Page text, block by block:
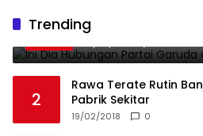
Trending
1
Gerindra
19/02/2018 0
2
Rawa Terate Rutin
Pabrik Sekitar
19/02/2018 0